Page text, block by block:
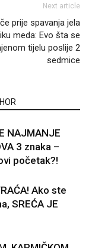
Next article
prije spavanja jela
meda: Evo šta se
tijelu poslije 2
sedmice
NAJMANJE
3 znaka –
početak?!
Ako ste
SREĆA JE